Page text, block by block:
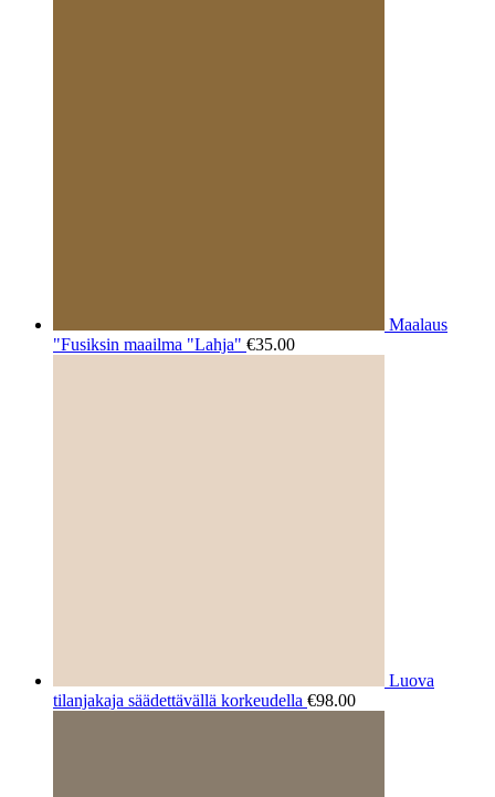
Maalaus
"Fusiksin maailma "Lahja" €35.00
Luova
tilanjakaja säädettävällä korkeudella €98.00